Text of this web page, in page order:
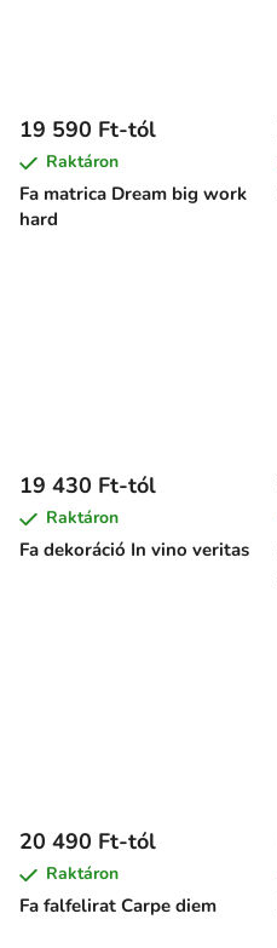
Fa matrica Dream big work
hard
19 590 Ft-tól
Raktáron
Fa dekoráció In vino veritas
19 430 Ft-tól
Raktáron
Fa falfelirat Carpe diem
20 490 Ft-tól
Raktáron